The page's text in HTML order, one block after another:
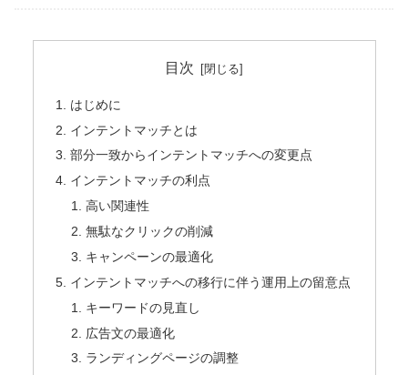
目次
はじめに
インテントマッチとは
部分一致からインテントマッチへの変更点
インテントマッチの利点
高い関連性
無駄なクリックの削減
キャンペーンの最適化
インテントマッチへの移行に伴う運用上の留意点
キーワードの見直し
広告文の最適化
ランディングページの調整